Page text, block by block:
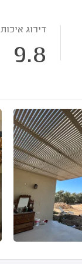
דירוג איכות
9.8